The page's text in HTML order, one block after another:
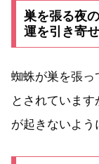
巣を張る夜
運を引き寄
蜘蛛が巣を張っ
とされていま
が起きないよう